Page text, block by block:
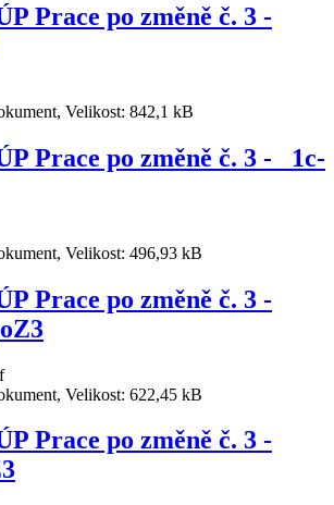
Prace po změně č. 3 -
Velikost: 842,1 kB
Prace po změně č. 3 - _1c-
Velikost: 496,93 kB
Prace po změně č. 3 -
Velikost: 622,45 kB
Prace po změně č. 3 -